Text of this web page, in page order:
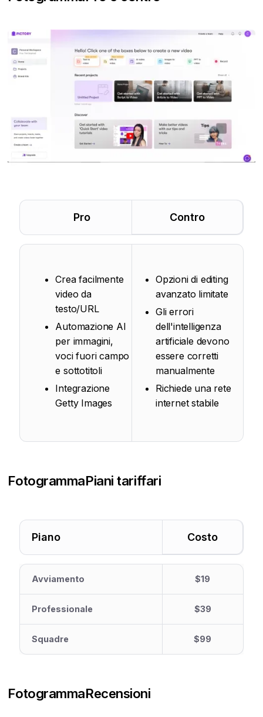
Pro Contro
Crea facilmente
video da
testo/URL
Automazione AI
per immagini,
voci fuori campo
e sottotitoli
Integrazione
Getty Images
Opzioni di editing
avanzato limitate
Gli errori
dell'intelligenza
artificiale devono
essere corretti
manualmente
Richiede una rete
internet stabile
FotogrammaPiani tariffari
Piano Costo
Avviamento $19
Professionale $39
Squadre $99
FotogrammaRecensioni